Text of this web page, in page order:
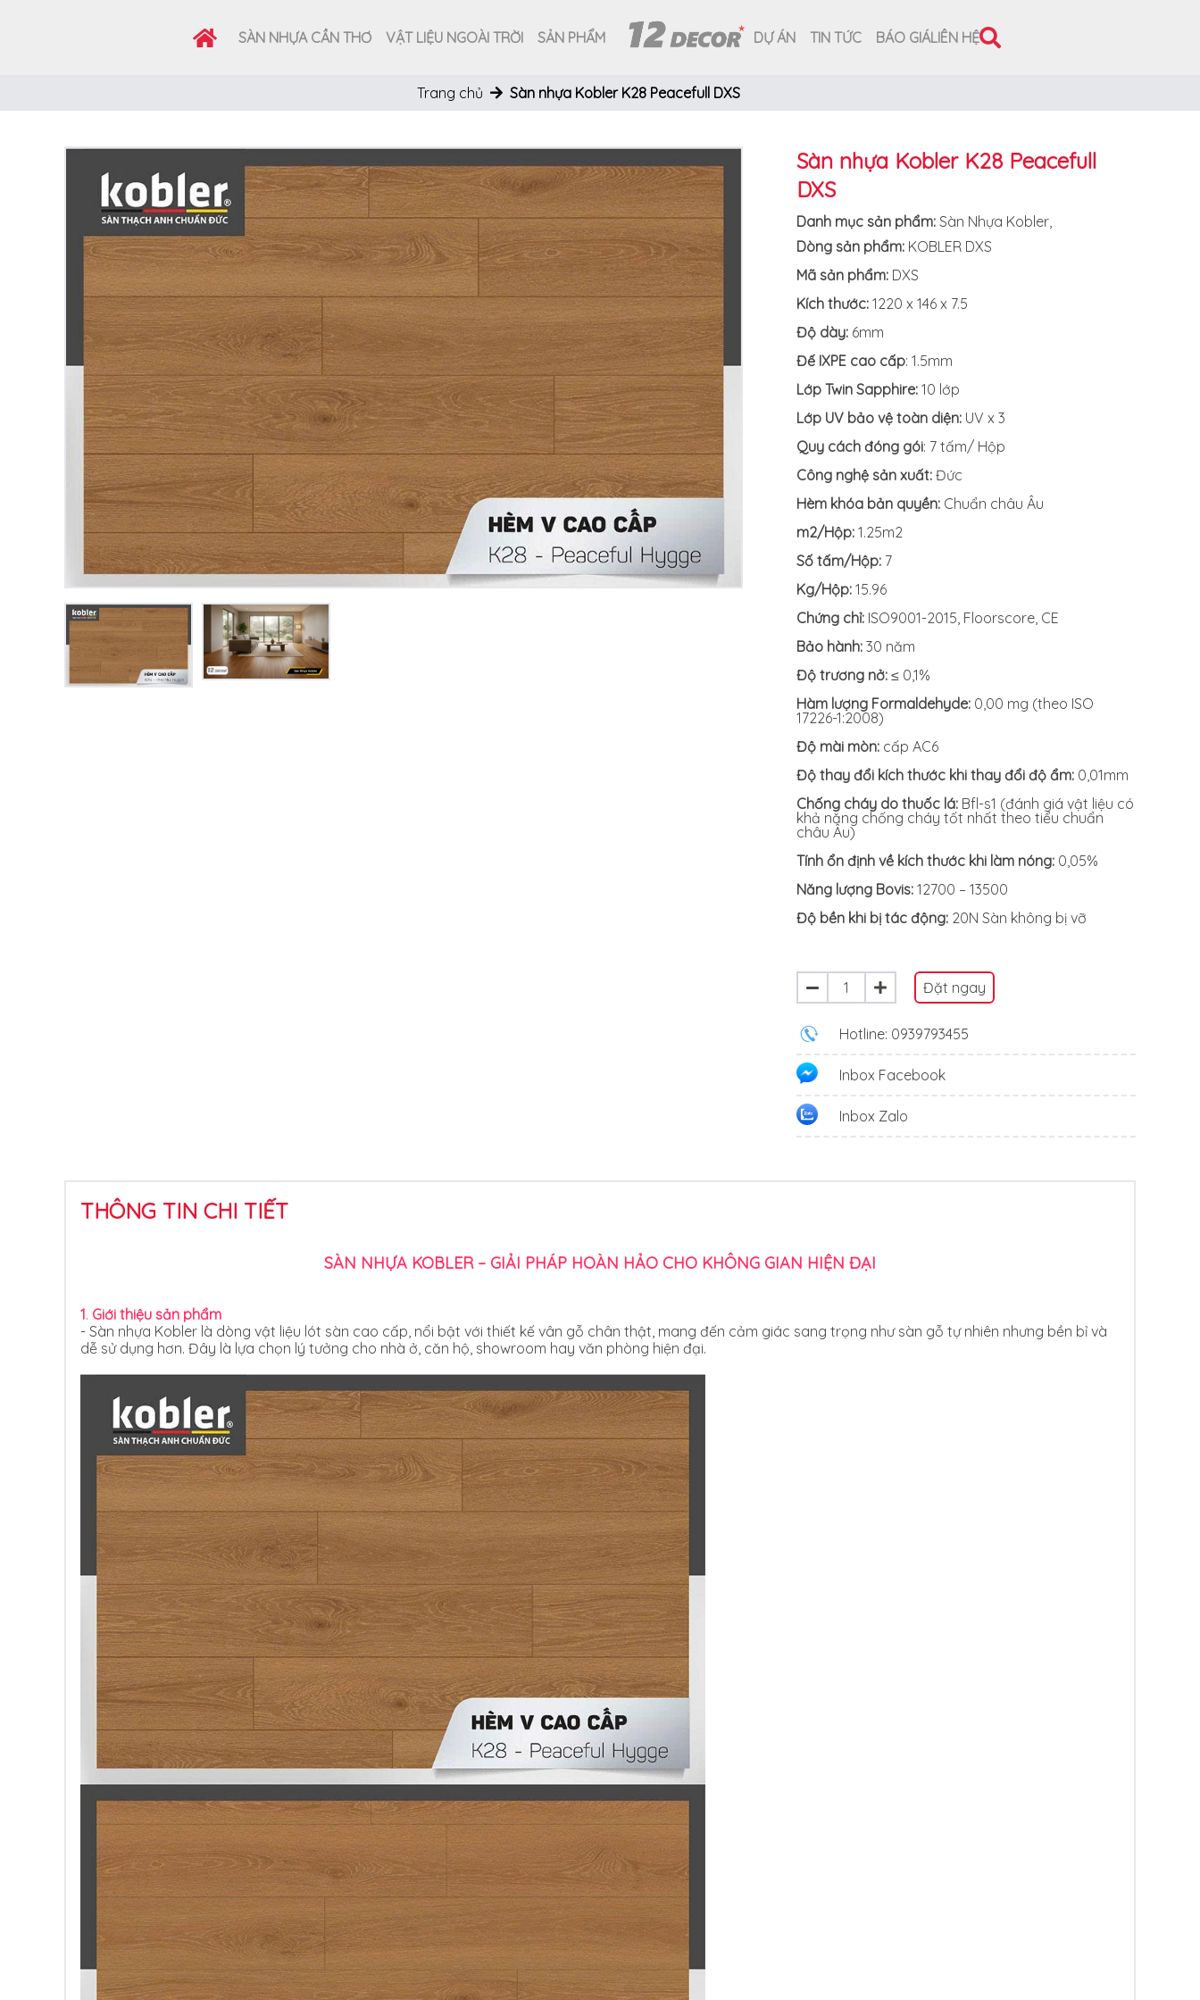
SÀN NHỰA CẦN THƠ VẬT LIỆU NGOÀI TRỜI SẢN PHẨM DỰ ÁN TIN TỨC BÁO GIÁLIÊN HỆ
Trang chủ Sàn nhựa Kobler K28 Peacefull DXS
Sàn nhựa Kobler K28 Peacefull
DXS
Danh mục sản phẩm: Sàn Nhựa Kobler
Dòng sản phẩm: KOBLER DXS
Mã sản phẩm: DXS
Kích thước: 1220 x 146 x 7.5
Độ dày: 6mm
Đế IXPE cao cấp: 1.5mm
Lớp Twin Sapphire: 10 lớp
Lớp UV bảo vệ toàn diện: UV x 3
Quy cách đóng gói: 7 tấm/ Hộp
Công nghệ sản xuất: Đức
Hèm khóa bản quyền: Chuẩn châu Âu
m2/Hộp: 1.25m2
Số tấm/Hộp: 7
Kg/Hộp: 15.96
Chứng chỉ: ISO9001-2015, Floorscore, CE
Bảo hành: 30 năm
Độ trương nở: ≤ 0,1%
Hàm lượng Formaldehyde: 0,00 mg (theo ISO
17226-1:2008)
Độ mài mòn: cấp AC6
Độ thay đổi kích thước khi thay đổi độ ẩm: 0,01mm
Chống cháy do thuốc lá: Bfl-s1 (đánh giá vật liệu có
khả năng chống cháy tốt nhất theo tiểu chuẩn
châu Âu)
Tính ổn định về kích thước khi làm nóng: 0,05%
Năng lượng Bovis: 12700 – 13500
Độ bền khi bị tác động: 20N Sàn không bị vỡ
Đặt ngay
Hotline: 0939793455
Inbox Facebook
Inbox Zalo
THÔNG TIN CHI TIẾT
SÀN NHỰA KOBLER – GIẢI PHÁP HOÀN HẢO CHO KHÔNG GIAN HIỆN ĐẠI
1. Giới thiệu sản phẩm
- Sàn nhựa Kobler là dòng vật liệu lót sàn cao cấp, nổi bật với thiết kế vân gỗ chân thật, mang đến cảm giác sang trọng như sàn gỗ tự nhiên nhưng bền bỉ và
dễ sử dụng hơn. Đây là lựa chọn lý tưởng cho nhà ở, căn hộ, showroom hay văn phòng hiện đại.